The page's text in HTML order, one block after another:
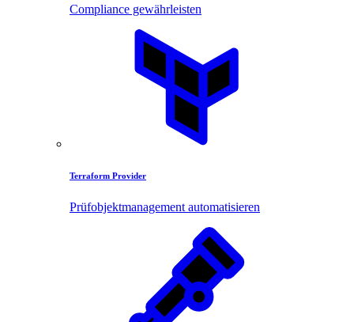
Compliance gewährleisten
Terraform Provider
Prüfobjektmanagement automatisieren